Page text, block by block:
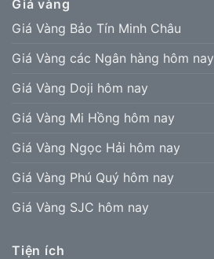
Giá vàng
Giá Vàng Bảo Tín Minh Châu
Giá Vàng các Ngân hàng hôm nay
Giá Vàng Doji hôm nay
Giá Vàng Mi Hồng hôm nay
Giá Vàng Ngọc Hải hôm nay
Giá Vàng Phú Quý hôm nay
Giá Vàng SJC hôm nay
Tiện ích